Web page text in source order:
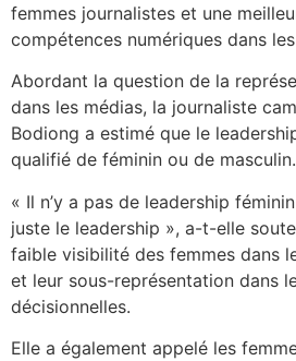
femmes journalistes et une
compétences numériques dans
Abordant la question de la
dans les médias, la journaliste
Bodiong a estimé que le
qualifié de féminin ou de masculin.
« Il n’y a pas de leadership
juste le leadership », a-t-elle
faible visibilité des femmes dans
et leur sous-représentation dans
décisionnelles.
Elle a également appelé les